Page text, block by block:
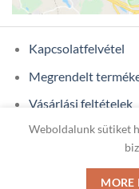
Kapcsolatfelvétel
Megrendelt
Vásárlási feltételek
Ügyfél adatok
Weboldalunk sütiket
MORE